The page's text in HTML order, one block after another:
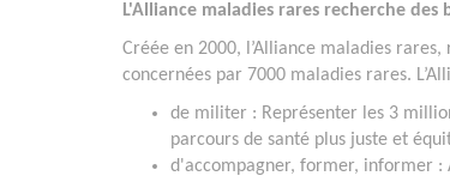
L'Alliance maladies rares recherche
Créée en 2000, l’Alliance maladies
concernées par 7000 maladies rares.
de militer : Représenter les 3
parcours de santé plus juste et
d'accompagner, former, informer :